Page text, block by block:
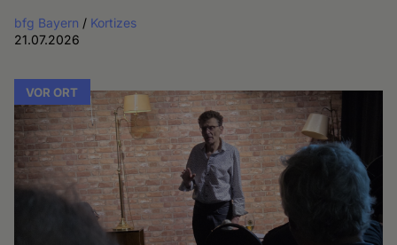
bfg Bayern / Kortizes
21.07.2026
VOR ORT